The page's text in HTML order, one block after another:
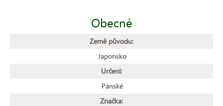
Obecné
Země původu:
Japonsko
Určení:
Pánské
Značka: